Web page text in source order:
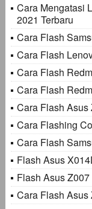
Cara Mengatasi
2021 Terbaru
Cara Flash
Cara Flash
Cara Flash
Cara Flash
Cara Flash Asus
Cara Flashing
Cara Flash
Flash Asus
Flash Asus Z007
Cara Flash Asus